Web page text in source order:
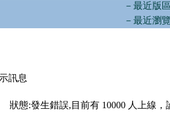
－最近版
－最近瀏
訊息
狀態:發生錯誤,目前有 10000 人上線